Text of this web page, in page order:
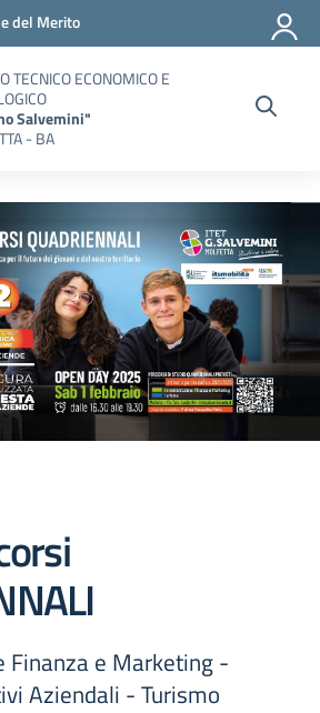
del Merito
TECNICO ECONOMICO E
Salvemini"
- BA
e Marketing -
Aziendali - Turismo